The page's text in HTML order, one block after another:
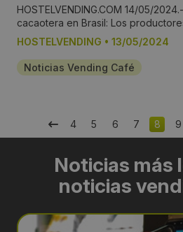
HOSTELVENDING.COM 14/05/
cacaotera en Brasil: Los
HOSTELVENDING • 13/05/2024
Noticias Vending Café
4 5 6 7 8 9
Noticias más
noticias